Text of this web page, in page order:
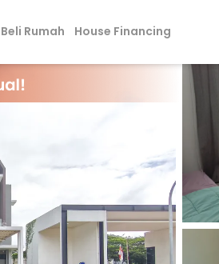
Beli Rumah House Financing